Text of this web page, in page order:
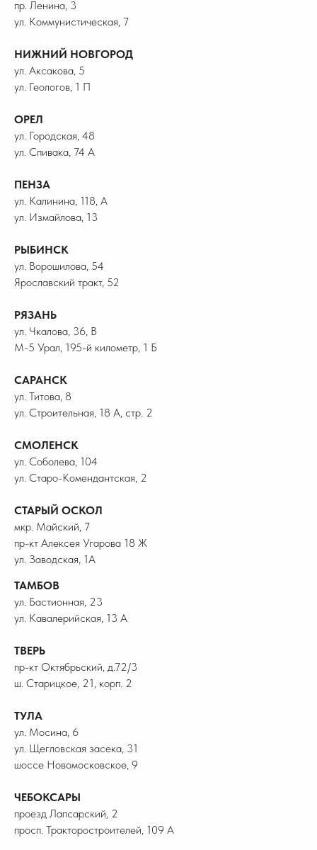
пр. Ленина, 3
ул. Коммунистическая, 7
НИЖНИЙ НОВГОРОД
ул. Аксакова, 5
ул. Геологов, 1 П
ОРЕЛ
ул. Городская, 48
ул. Спивака, 74 А
ПЕНЗА
ул. Калинина, 118, А
ул. Измайлова, 13
РЫБИНСК
ул. Ворошилова, 54
Ярославский тракт, 52
РЯЗАНЬ
ул. Чкалова, 36, В
М-5 Урал, 195-й километр, 1 Б
САРАНСК
ул. Титова, 8
ул. Строительная, 18 А, стр. 2
СМОЛЕНСК
ул. Соболева, 104
ул. Старо-Комендантская, 2
СТАРЫЙ ОСКОЛ
мкр. Майский, 7
пр-кт Алексея Угарова 18 Ж
ул. Заводская, 1А
ТАМБОВ
ул. Бастионная, 23
ул. Кавалерийская, 13 А
ТВЕРЬ
пр-кт Октябрьский, д.72/3
ш. Старицкое, 21, корп. 2
ТУЛА
ул. Мосина, 6
ул. Щегловская засека, 31
шоссе Новомосковское, 9
ЧЕБОКСАРЫ
проезд Лапсарский, 2
просп. Тракторостроителей, 109 А